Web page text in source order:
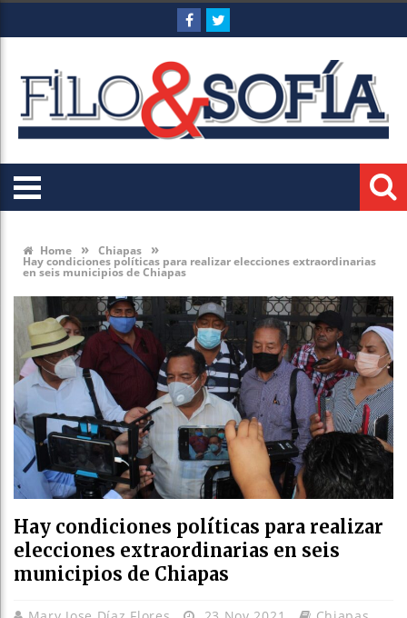
Home » Chiapas »
Hay condiciones políticas para realizar elecciones extraordinarias
en seis municipios de Chiapas
Hay condiciones políticas para realizar
elecciones extraordinarias en seis
municipios de Chiapas